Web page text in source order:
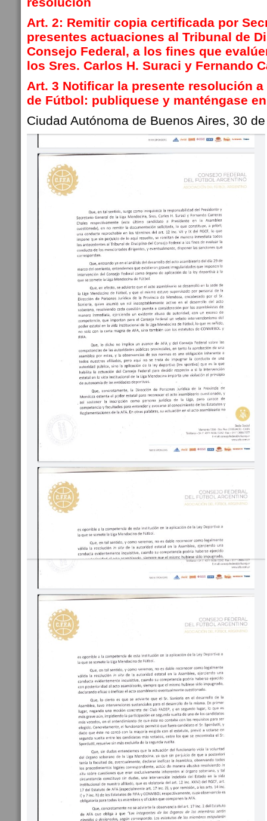
Art. 2: Remitir copia certificada por
presentes actuaciones al Tribunal de
Consejo Federal, a los fines que
los Sres. Carlos H. Suraci y Fernando
Art. 3 Notificar la presente resolución
de Fútbol: publiquese y manténgase
Ciudad Autónoma de Buenos Aires, 30